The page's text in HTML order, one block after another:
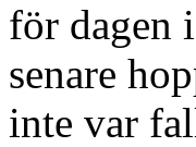
för dagen
senare
inte var